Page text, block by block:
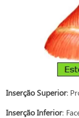
Inserção Superior:
Inserção Inferior: